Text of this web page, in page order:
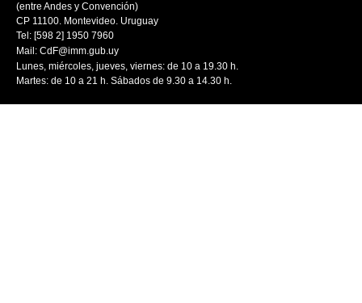
(entre Andes y Convención)
CP 11100. Montevideo. Uruguay
Tel: [598 2] 1950 7960
Mail: CdF@imm.gub.uy
Lunes, miércoles, jueves, viernes: de 10 a 19.30 h.
Martes: de 10 a 21 h. Sábados de 9.30 a 14.30 h.